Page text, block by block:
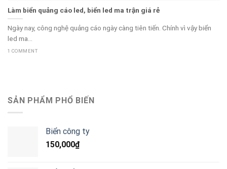
Làm biển quảng cáo led, biển led ma trận giá rẻ
Ngày nay, công nghệ quảng cáo ngày càng tiên tiến. Chính vì vậy biển
led ma...
1 COMMENT
SẢN PHẨM PHỔ BIẾN
Biển công ty
150,000₫